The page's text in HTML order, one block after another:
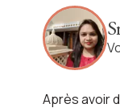
Après avoir